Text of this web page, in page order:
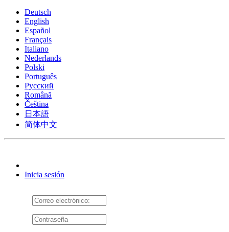
Deutsch
English
Español
Français
Italiano
Nederlands
Polski
Português
Pусский
Română
Čeština
日本語
简体中文
Inicia sesión